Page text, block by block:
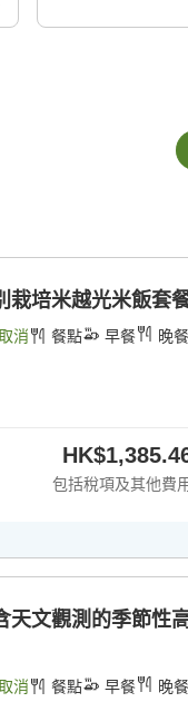
栽培米越光米飯套
消 餐點 早餐 晚餐
包括稅項及其他費
天文觀測的季節性
消 餐點 早餐 晚餐